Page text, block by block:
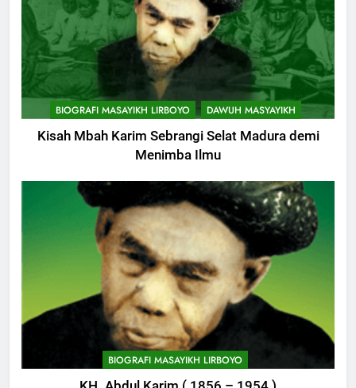
BIOGRAFI MASAYIKH LIRBOYO DAWUH MASYAYIKH
Kisah Mbah Karim Sebrangi Selat Madura demi
Menimba Ilmu
BIOGRAFI MASAYIKH LIRBOYO